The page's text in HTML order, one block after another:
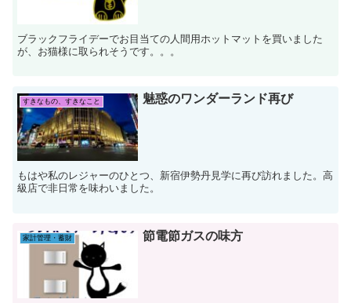
ブラックフライデーでお目当ての人間用ホットマットを買いました
が、お猫様に取られそうです。。。
すきなもの、すきなこと 魅惑のワンダーランド再び
もはや私のレジャーのひとつ、新宿伊勢丹見学に再び訪れました。高
級店で非日常を味わいました。
家計管理・蓄財 節電節ガスの味方